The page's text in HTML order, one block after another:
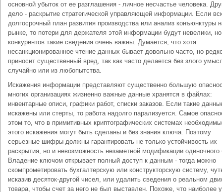
основной убыток от ее разглашения - личное несчастье человека.
дело - раскрытие стратегической управляющей информации. Если
долгосрочный план развития производства или анализ конъюнктуры
рынке, то потери для держателя этой информации будут невелики,
конкурентов такие сведения очень важны. Думается, что хотя
несанкционированное чтение данных бывает довольно часто, но
приносит существенный вред, так как часто делается без злого
случайно или из любопытства.
Искажения информации представляют существенно большую
многих организациях жизненно важные данные хранятся в файлах:
инвентарные описи, графики работ, списки заказов. Если такие
искажены или стерты, то работа надолго парализуется. Самое
этом то, что в примитивных криптографических системах
этого искажения могут быть сделаны и без знания ключа. Поэтому
серьезные шифры должны гарантировать не только устойчивость их
раскрытия, но и невозможность незаметной модификации одиночного
Владение ключом открывает полный доступ к данным - тогда можно
скомпрометировать бухгалтерскую или конструкторскую систему,
исказив десяток-другой чисел, или удалить сведения о реальном
товара, чтобы счет за него не был выставлен. Похоже, что наиболее